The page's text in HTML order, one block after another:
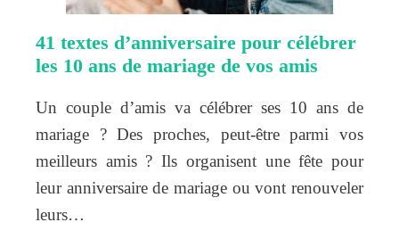
41 textes d’anniversaire pour célébrer
les 10 ans de mariage de vos amis
Un couple d’amis va célébrer ses 10 ans de
mariage ? Des proches, peut-être parmi vos
meilleurs amis ? Ils organisent une fête pour
leur anniversaire de mariage ou vont renouveler
leurs…